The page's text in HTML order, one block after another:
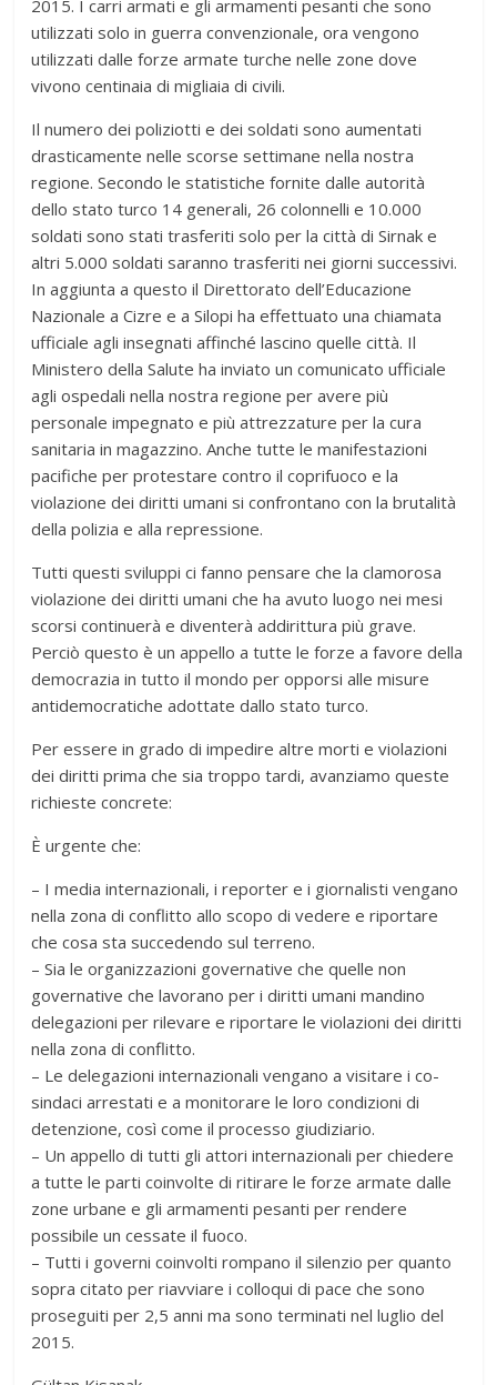
2015. I carri armati e gli armamenti pesanti che sono
utilizzati solo in guerra convenzionale, ora vengono
utilizzati dalle forze armate turche nelle zone dove
vivono centinaia di migliaia di civili.
Il numero dei poliziotti e dei soldati sono aumentati
drasticamente nelle scorse settimane nella nostra
regione. Secondo le statistiche fornite dalle autorità
dello stato turco 14 generali, 26 colonnelli e 10.000
soldati sono stati trasferiti solo per la città di Sirnak e
altri 5.000 soldati saranno trasferiti nei giorni successivi.
In aggiunta a questo il Direttorato dell’Educazione
Nazionale a Cizre e a Silopi ha effettuato una chiamata
ufficiale agli insegnati affinché lascino quelle città. Il
Ministero della Salute ha inviato un comunicato ufficiale
agli ospedali nella nostra regione per avere più
personale impegnato e più attrezzature per la cura
sanitaria in magazzino. Anche tutte le manifestazioni
pacifiche per protestare contro il coprifuoco e la
violazione dei diritti umani si confrontano con la brutalità
della polizia e alla repressione.
Tutti questi sviluppi ci fanno pensare che la clamorosa
violazione dei diritti umani che ha avuto luogo nei mesi
scorsi continuerà e diventerà addirittura più grave.
Perciò questo è un appello a tutte le forze a favore della
democrazia in tutto il mondo per opporsi alle misure
antidemocratiche adottate dallo stato turco.
Per essere in grado di impedire altre morti e violazioni
dei diritti prima che sia troppo tardi, avanziamo queste
richieste concrete:
È urgente che:
– I media internazionali, i reporter e i giornalisti vengano
nella zona di conflitto allo scopo di vedere e riportare
che cosa sta succedendo sul terreno.
– Sia le organizzazioni governative che quelle non
governative che lavorano per i diritti umani mandino
delegazioni per rilevare e riportare le violazioni dei diritti
nella zona di conflitto.
– Le delegazioni internazionali vengano a visitare i co-
sindaci arrestati e a monitorare le loro condizioni di
detenzione, così come il processo giudiziario.
– Un appello di tutti gli attori internazionali per chiedere
a tutte le parti coinvolte di ritirare le forze armate dalle
zone urbane e gli armamenti pesanti per rendere
possibile un cessate il fuoco.
– Tutti i governi coinvolti rompano il silenzio per quanto
sopra citato per riavviare i colloqui di pace che sono
proseguiti per 2,5 anni ma sono terminati nel luglio del
2015.